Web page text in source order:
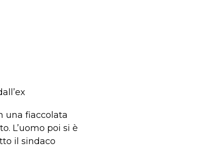
una fiaccolata
L’uomo poi si è
il sindaco